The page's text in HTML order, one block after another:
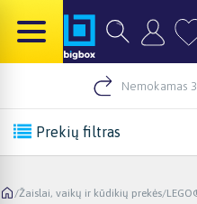
Nemokamas
Prekių filtras
/Žaislai, vaikų ir kūdikių prekės/